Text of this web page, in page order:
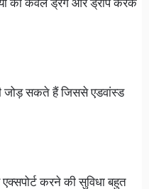
को केवल ड्रैग और ड्रॉप करके
जोड़ सकते हैं जिससे एडवांस्ड
करने की सुविधा बहुत